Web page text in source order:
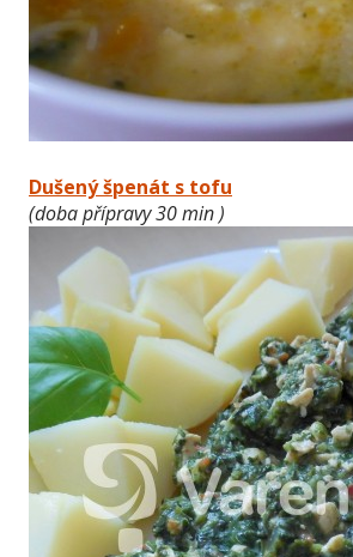
Dušený špenát s tofu
(doba přípravy 30 min )